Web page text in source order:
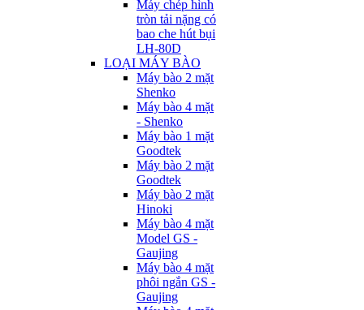
Máy chép hình
tròn tải nặng có
bao che hút bụi
LH-80D
LOẠI MÁY BÀO
Máy bào 2 mặt
Shenko
Máy bào 4 mặt
- Shenko
Máy bào 1 mặt
Goodtek
Máy bào 2 mặt
Goodtek
Máy bào 2 mặt
Hinoki
Máy bào 4 mặt
Model GS -
Gaujing
Máy bào 4 mặt
phôi ngắn GS -
Gaujing